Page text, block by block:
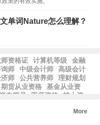
单词Nature怎么理解？
资格证 计算机等级
金融
师 中级会计师
高级会计
师 公共营养师
理财规划
期货从业资格
基金从业资
专管员 医师资格
护士资
More